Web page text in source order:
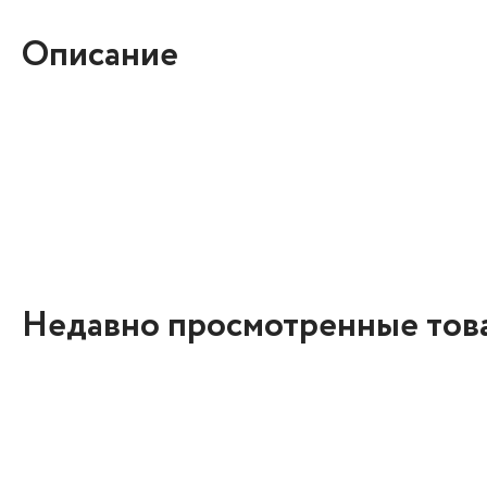
Описание
Недавно просмотренные